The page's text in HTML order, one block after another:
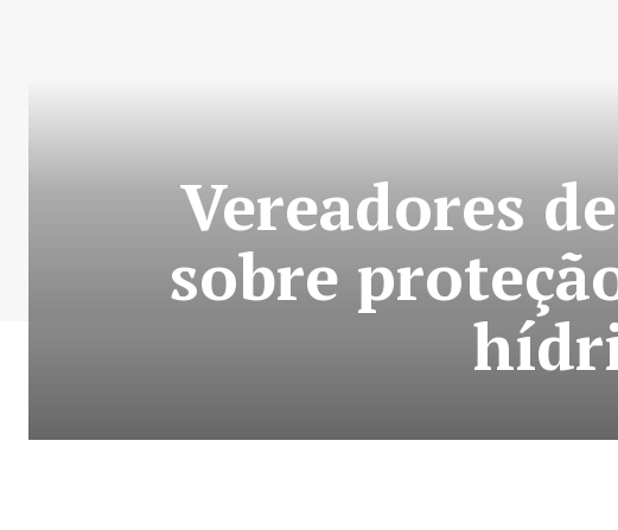
Vereadores
sobre